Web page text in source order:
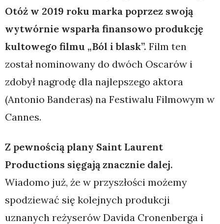
Otóż w 2019 roku marka poprzez swoją
wytwórnie wsparła finansowo produkcję
kultowego filmu „Ból i blask”. Film ten
został nominowany do dwóch Oscarów i
zdobył nagrodę dla najlepszego aktora
(Antonio Banderas) na Festiwalu Filmowym w
Cannes.
Z pewnością plany Saint Laurent
Productions sięgają znacznie dalej.
Wiadomo już, że w przyszłości możemy
spodziewać się kolejnych produkcji
uznanych reżyserów Davida Cronenberga i